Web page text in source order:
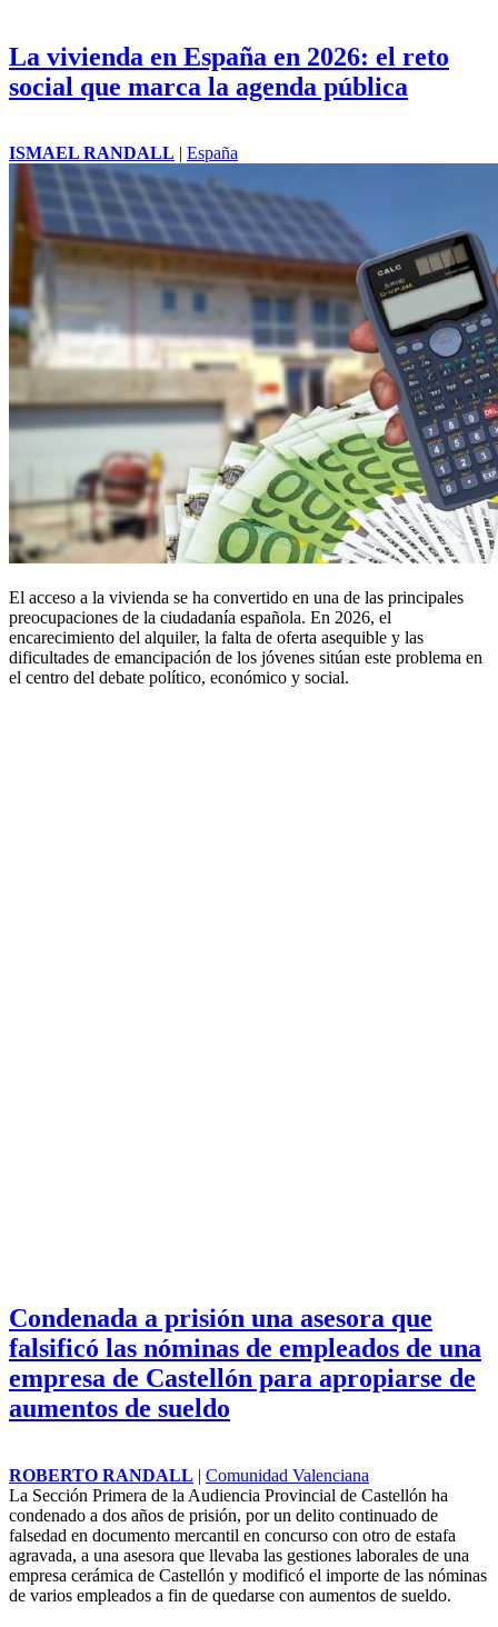
La vivienda en España en 2026: el reto
social que marca la agenda pública
ISMAEL RANDALL España
El acceso a la vivienda se ha convertido en una de las principales
preocupaciones de la ciudadanía española. En 2026, el
encarecimiento del alquiler, la falta de oferta asequible y las
dificultades de emancipación de los jóvenes sitúan este problema en
el centro del debate político, económico y social.
Condenada a prisión una asesora que
falsificó las nóminas de empleados de una
empresa de Castellón para apropiarse de
aumentos de sueldo
ROBERTO RANDALL | Comunidad Valenciana
La Sección Primera de la Audiencia Provincial de Castellón ha
condenado a dos años de prisión, por un delito continuado de
falsedad en documento mercantil en concurso con otro de estafa
agravada, a una asesora que llevaba las gestiones laborales de una
empresa cerámica de Castellón y modificó el importe de las nóminas
de varios empleados a fin de quedarse con aumentos de sueldo.